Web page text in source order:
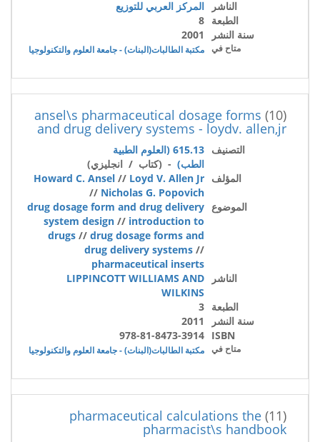
الناشر
المركز العربي للتوزيع
الطبعة 8
سنة النشر
2001
متاح في مكتبة الطالبات(البنات) - جامعة العلوم والتكنولوجيا
(10)
ansel\s pharmaceutical dosage forms
and drug delivery systems - loydv. allen,jr
التصنيف
615.13 (العلوم الطبية
الطب) - (كتاب / انجليزي)
المؤلف
Howard C. Ansel // Loyd V. Allen Jr
// Nicholas G. Popovich
الموضوع drug dosage form and drug delivery
system design // introduction to
drugs // drug dosage forms and
drug delivery systems //
pharmaceutical inserts
الناشر
LIPPINCOTT WILLIAMS AND
WILKINS
الطبعة 3
سنة النشر
2011
ISBN
978-81-8473-3914
متاح في مكتبة الطالبات(البنات) - جامعة العلوم والتكنولوجيا
(11)
pharmaceutical calculations the
pharmacist\s handbook